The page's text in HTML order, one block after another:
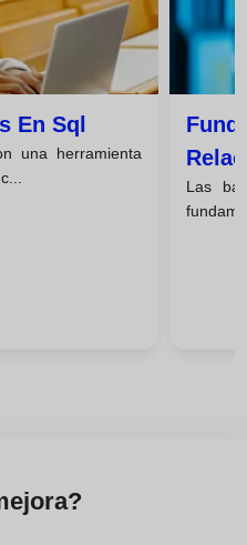
En Sql
una herramienta
Las